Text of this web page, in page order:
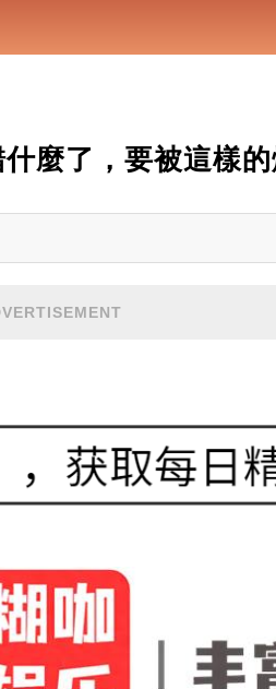
麼了，要被這樣的